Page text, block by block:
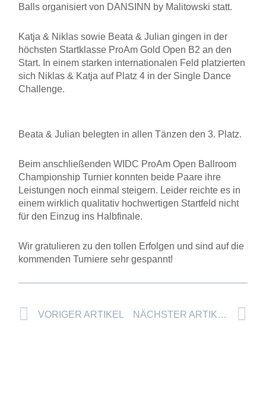
Balls organisiert von DANSINN by Malitowski statt.
Katja & Niklas sowie Beata & Julian gingen in der
höchsten Startklasse ProAm Gold Open B2 an den
Start. In einem starken internationalen Feld platzierten
sich Niklas & Katja auf Platz 4 in der Single Dance
Challenge.
Beata & Julian belegten in allen Tänzen den 3. Platz.
Beim anschließenden WIDC ProAm Open Ballroom
Championship Turnier konnten beide Paare ihre
Leistungen noch einmal steigern. Leider reichte es in
einem wirklich qualitativ hochwertigen Startfeld nicht
für den Einzug ins Halbfinale.
Wir gratulieren zu den tollen Erfolgen und sind auf die
kommenden Turniere sehr gespannt!
Prev
VORIGER ARTIKEL NÄCHSTER ARTIKEL